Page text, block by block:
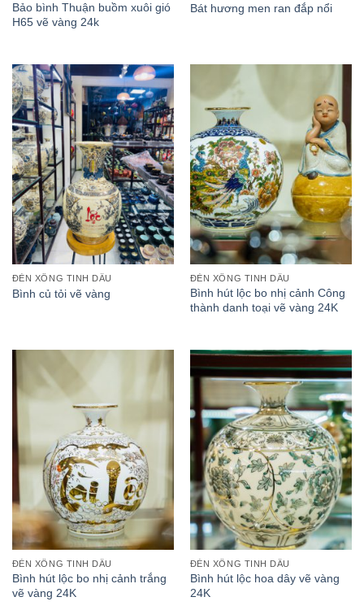
Bảo bình Thuận buồm xuôi gió
H65 vẽ vàng 24k
Bát hương men ran đắp nổi
ĐÈN XÔNG TINH DẦU
Bình củ tỏi vẽ vàng
ĐÈN XÔNG TINH DẦU
Bình hút lộc bo nhị cảnh Công
thành danh toại vẽ vàng 24K
ĐÈN XÔNG TINH DẦU
Bình hút lộc bo nhị cảnh trắng
vẽ vàng 24K
ĐÈN XÔNG TINH DẦU
Bình hút lộc hoa dây vẽ vàng
24K